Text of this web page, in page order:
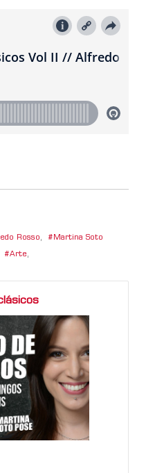
Rosso, Martina Soto
Arte,